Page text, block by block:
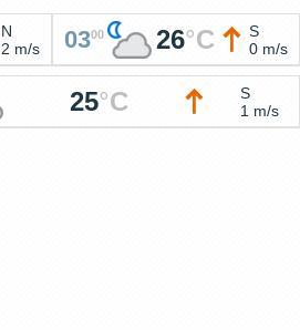
N
2 m/s
0300 26°C
S
0 m/s
25°C
S
1 m/s